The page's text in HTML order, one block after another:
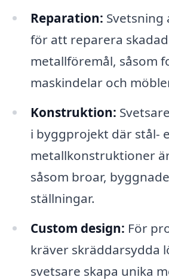
Reparation: Svetsning
för att reparera
metallföremål, såsom
maskindelar och
Konstruktion:
i byggprojekt där stål-
metallkonstruktioner
såsom broar,
ställningar.
Custom design: För
kräver skräddarsydda
svetsare skapa unika